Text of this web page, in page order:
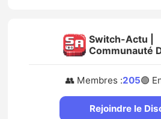
Switch-Actu |
Communauté
👥 Membres :205🟢
Rejoindre le